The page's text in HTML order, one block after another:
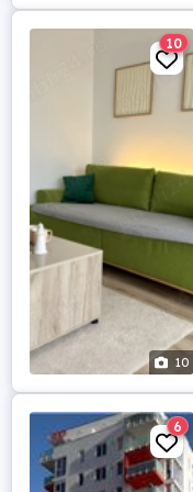
10
10
6